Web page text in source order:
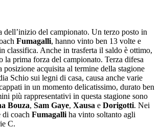
dell’inizio del campionato. Un terzo posto in
Fumagalli, hanno vinto ben 13 volte e
classifica. Anche in trasferta il saldo è ottimo,
la prima forza del campionato. Terza difesa
acquisita al termine della stagione
Schio sui legni di casa, causa anche varie
in un momento delicatissimo, durato ben
più rappresentativi in questa stagione sono
Bouza, Sam Gaye, Xausa e Dorigotti. Nei
di coach Fumagalliha vinto soltanto agli
C.